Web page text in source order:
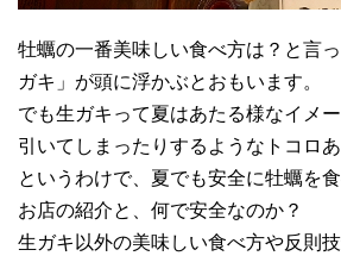
牡蠣の一番美味しい食べ方は？と言
ガキ」が頭に浮かぶとおもいます。
でも生ガキって夏はあたる様なイメ
引いてしまったりするようなトコロあ
というわけで、夏でも安全に牡蠣を
お店の紹介と、何で安全なのか？
生ガキ以外の美味しい食べ方や反則